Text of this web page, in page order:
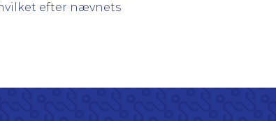
efter nævnets